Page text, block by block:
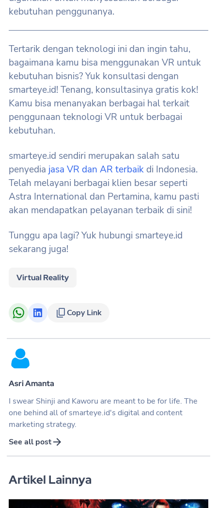
kebutuhan penggunanya.
Tertarik dengan teknologi ini dan ingin tahu,
bagaimana kamu bisa menggunakan VR untuk
kebutuhan bisnis? Yuk konsultasi dengan
smarteye.id! Tenang, konsultasinya gratis kok!
Kamu bisa menanyakan berbagai hal terkait
penggunaan teknologi VR untuk berbagai
kebutuhan.
smarteye.id sendiri merupakan salah satu
penyedia jasa VR dan AR terbaik di Indonesia.
Telah melayani berbagai klien besar seperti
Astra International dan Pertamina, kamu pasti
akan mendapatkan pelayanan terbaik di sini!
Tunggu apa lagi? Yuk hubungi smarteye.id
sekarang juga!
Virtual Reality
Copy Link
Asri Amanta
I swear Shinji and Kaworu are meant to be for life. The
one behind all of smarteye.id's digital and content
marketing strategy.
See all post
Artikel Lainnya